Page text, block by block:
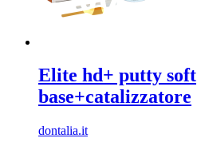
Elite hd+ putty soft
base+catalizzatore
dontalia.it